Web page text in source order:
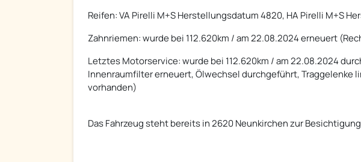
Reifen: VA Pirelli M+S Herstellungsdatum 4820, HA Pirelli M+S
Zahnriemen: wurde bei 112.620km / am 22.08.2024 erneuert
Letztes Motorservice: wurde bei 112.620km / am 22.08.2024
Innenraumfilter erneuert, Ölwechsel durchgeführt, Traggelenke
vorhanden)
Das Fahrzeug steht bereits in 2620 Neunkirchen zur